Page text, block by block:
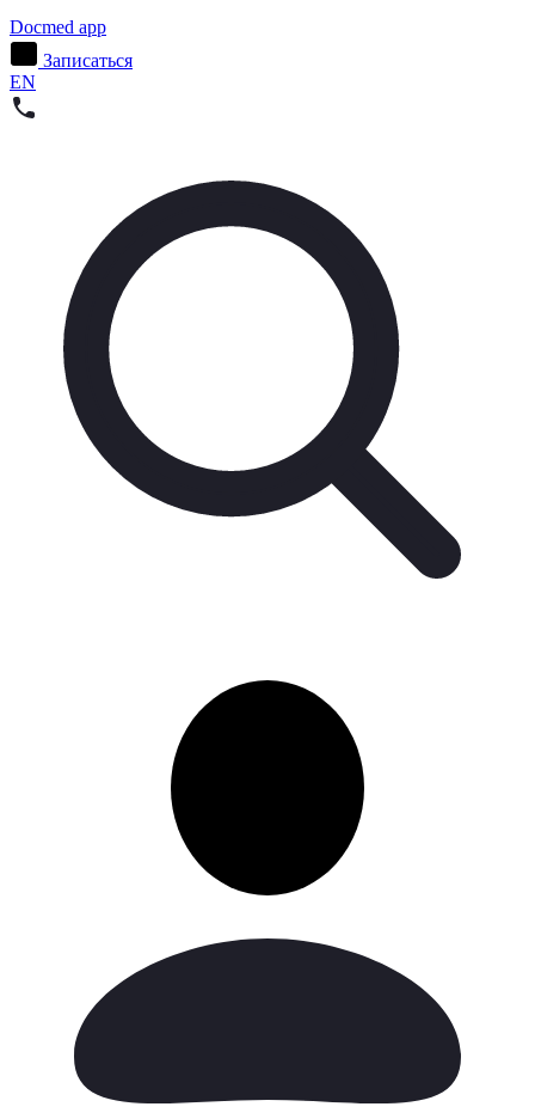
Docmed app
Записаться
EN